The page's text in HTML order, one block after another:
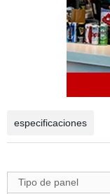
especificaciones
Tipo de panel